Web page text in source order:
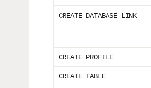
CREATE DATABASE LINK
CREATE PROFILE
CREATE TABLE